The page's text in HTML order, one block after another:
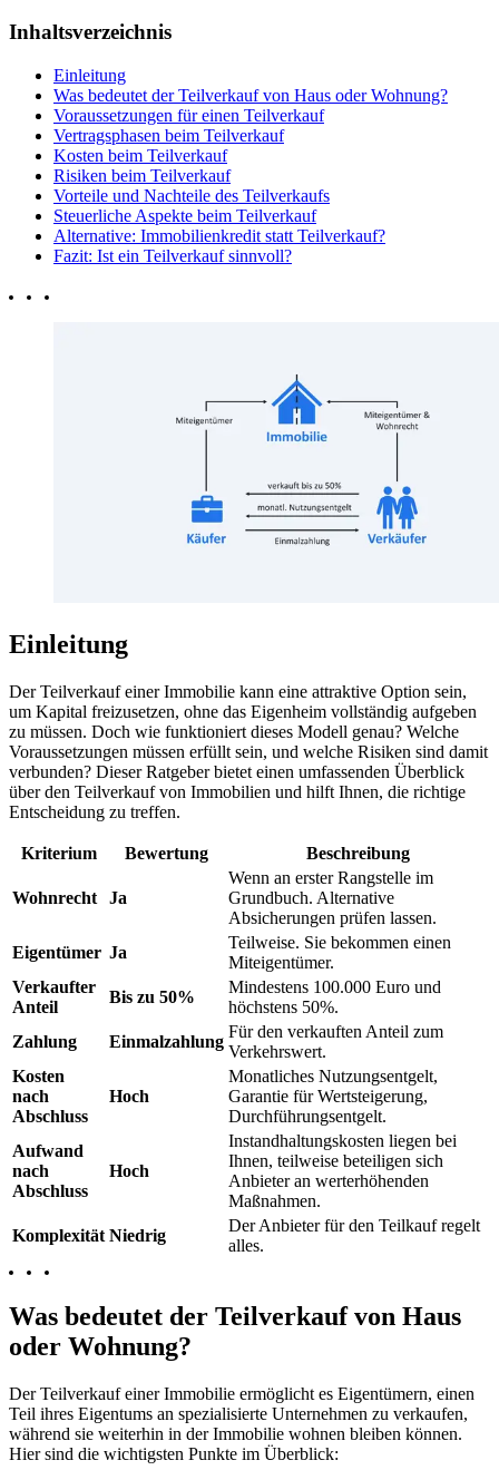
Inhaltsverzeichnis
Einleitung
Was bedeutet der Teilverkauf von Haus oder Wohnung?
Voraussetzungen für einen Teilverkauf
Vertragsphasen beim Teilverkauf
Kosten beim Teilverkauf
Risiken beim Teilverkauf
Vorteile und Nachteile des Teilverkaufs
Steuerliche Aspekte beim Teilverkauf
Alternative: Immobilienkredit statt Teilverkauf?
Fazit: Ist ein Teilverkauf sinnvoll?
Einleitung
Der Teilverkauf einer Immobilie kann eine attraktive Option sein,
um Kapital freizusetzen, ohne das Eigenheim vollständig aufgeben
zu müssen. Doch wie funktioniert dieses Modell genau? Welche
Voraussetzungen müssen erfüllt sein, und welche Risiken sind damit
verbunden? Dieser Ratgeber bietet einen umfassenden Überblick
über den Teilverkauf von Immobilien und hilft Ihnen, die richtige
Entscheidung zu treffen.
Kriterium Bewertung Beschreibung
Wohnrecht Ja
Wenn an erster Rangstelle im
Grundbuch. Alternative
Absicherungen prüfen lassen.
Eigentümer Ja
Teilweise. Sie bekommen einen
Miteigentümer.
Verkaufter
Anteil
Bis zu 50%
Mindestens 100.000 Euro und
höchstens 50%.
Zahlung
Einmalzahlung
Für den verkauften Anteil zum
Verkehrswert.
Kosten
nach
Abschluss
Hoch
Monatliches Nutzungsentgelt,
Garantie für Wertsteigerung,
Durchführungsentgelt.
Aufwand
nach
Abschluss
Hoch
Instandhaltungskosten liegen bei
Ihnen, teilweise beteiligen sich
Anbieter an werterhöhenden
Maßnahmen.
Komplexität Niedrig
Der Anbieter für den Teilkauf regelt
alles.
Was bedeutet der Teilverkauf von Haus
oder Wohnung?
Der Teilverkauf einer Immobilie ermöglicht es Eigentümern, einen
Teil ihres Eigentums an spezialisierte Unternehmen zu verkaufen,
während sie weiterhin in der Immobilie wohnen bleiben können.
Hier sind die wichtigsten Punkte im Überblick: